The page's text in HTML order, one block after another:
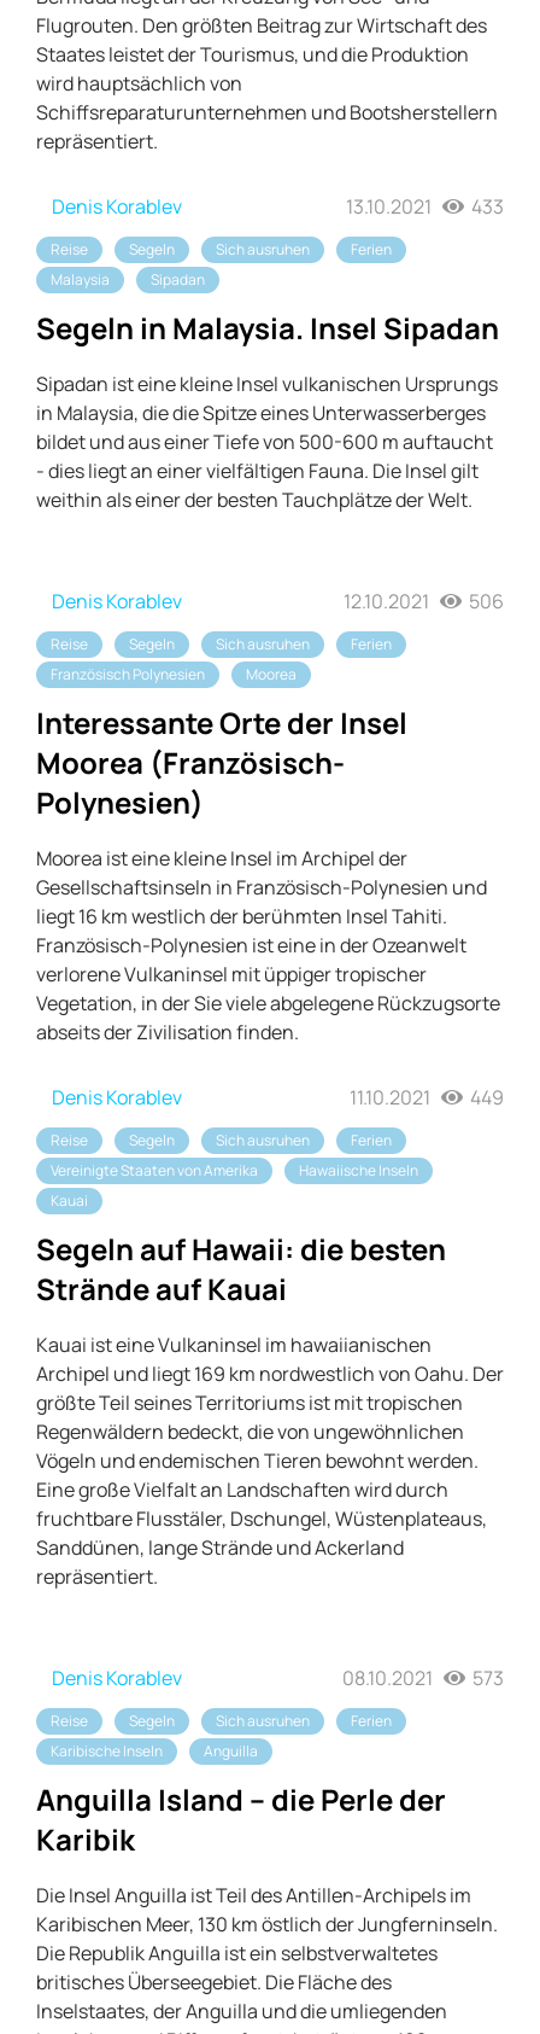
Flugrouten. Den größten Beitrag zur Wirtschaft des
Staates leistet der Tourismus, und die Produktion
wird hauptsächlich von
Schiffsreparaturunternehmen und Bootsherstellern
repräsentiert.
Denis Korablev 13.10.2021 433
Reise Segeln Sich ausruhen
Ferien
Malaysia
Sipadan
Segeln in Malaysia. Insel Sipadan
Sipadan ist eine kleine Insel vulkanischen Ursprungs
in Malaysia, die die Spitze eines Unterwasserberges
bildet und aus einer Tiefe von 500-600 m auftaucht
- dies liegt an einer vielfältigen Fauna. Die Insel gilt
weithin als einer der besten Tauchplätze der Welt.
Denis Korablev 12.10.2021 506
Reise Segeln Sich ausruhen
Ferien
Französisch Polynesien
Moorea
Interessante Orte der Insel
Moorea (Französisch-
Polynesien)
Moorea ist eine kleine Insel im Archipel der
Gesellschaftsinseln in Französisch-Polynesien und
liegt 16 km westlich der berühmten Insel Tahiti.
Französisch-Polynesien ist eine in der Ozeanwelt
verlorene Vulkaninsel mit üppiger tropischer
Vegetation, in der Sie viele abgelegene Rückzugsorte
abseits der Zivilisation finden.
Denis Korablev 11.10.2021 449
Reise Segeln Sich ausruhen
Ferien
Vereinigte Staaten von Amerika
Hawaiische Inseln
Kauai
Segeln auf Hawaii: die besten
Strände auf Kauai
Kauai ist eine Vulkaninsel im hawaiianischen
Archipel und liegt 169 km nordwestlich von Oahu. Der
größte Teil seines Territoriums ist mit tropischen
Regenwäldern bedeckt, die von ungewöhnlichen
Vögeln und endemischen Tieren bewohnt werden.
Eine große Vielfalt an Landschaften wird durch
fruchtbare Flusstäler, Dschungel, Wüstenplateaus,
Sanddünen, lange Strände und Ackerland
repräsentiert.
Denis Korablev 08.10.2021 573
Reise Segeln Sich ausruhen
Ferien
Karibische Inseln
Anguilla
Anguilla Island – die Perle der
Karibik
Die Insel Anguilla ist Teil des Antillen-Archipels im
Karibischen Meer, 130 km östlich der Jungferninseln.
Die Republik Anguilla ist ein selbstverwaltetes
britisches Überseegebiet. Die Fläche des
Inselstaates, der Anguilla und die umliegenden